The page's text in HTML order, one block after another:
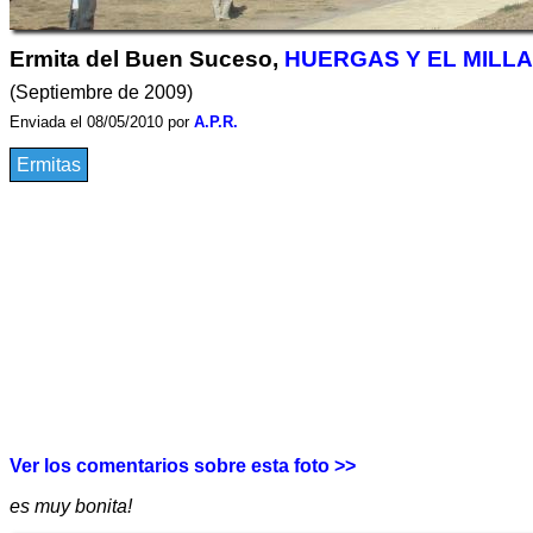
Ermita del Buen Suceso, HUERGAS Y EL
(Septiembre de 2009)
Enviada el 08/05/2010 por A.P.R.
Ermitas
Ver los comentarios sobre esta foto >>
es muy bonita!